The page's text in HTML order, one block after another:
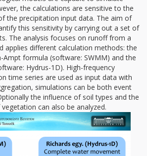
the calculations are sensitive to the
the precipitation input data. The aim of
this sensitivity by carrying out a set of
The analysis focuses on runoff from a
applies different calculation methods: the
Ampt formula (software: SWMM) and the
Hydrus-1D). High-frequency
time series are used as input data with
simulations can be both event
the influence of soil types and the
can also be analyzed.